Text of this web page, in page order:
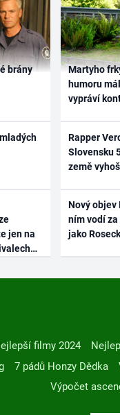
brány
jen na
Martyho
humoru
vypráví
Rapper
Slovensku
země
Nový objev
ním vodí
jako
filmy 2024
7 pádů Honzy Dědka
Výpočet